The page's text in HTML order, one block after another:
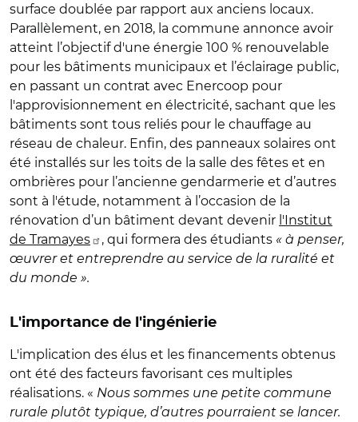
surface doublée par rapport aux anciens locaux.
Parallèlement, en 2018, la commune annonce avoir
atteint l’objectif d'une énergie 100 % renouvelable
pour les bâtiments municipaux et l’éclairage public,
en passant un contrat avec Enercoop pour
l'approvisionnement en électricité, sachant que les
bâtiments sont tous reliés pour le chauffage au
réseau de chaleur. Enfin, des panneaux solaires ont
été installés sur les toits de la salle des fêtes et en
ombrières pour l’ancienne gendarmerie et d’autres
sont à l'étude, notamment à l’occasion de la
rénovation d’un bâtiment devant devenir l'Institut
de Tramayes
, qui formera des étudiants « à penser,
œuvrer et entreprendre au service de la ruralité et
du monde ».
L'importance de l'ingénierie
L'implication des élus et les financements obtenus
ont été des facteurs favorisant ces multiples
réalisations. « Nous sommes une petite commune
rurale plutôt typique, d’autres pourraient se lancer.